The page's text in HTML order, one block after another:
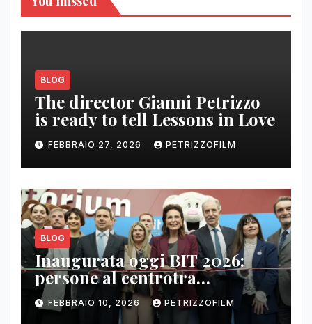
BLOG
The director Gianni Petrizzo
is ready to tell Lessons in Love
FEBBRAIO 27, 2026 PETRIZZOFILM
BLOG
Inaugurata oggi BIT 2026:
persone al centrotra
contenuti, relazioni e business
FEBBRAIO 10, 2026 PETRIZZOFILM